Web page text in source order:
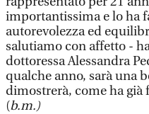
importantissima e lo ha
autorevolezza ed
salutiamo con affetto -
dottoressa Alessandra
qualche anno, sarà una
dimostrerà, come ha
(b.m.)